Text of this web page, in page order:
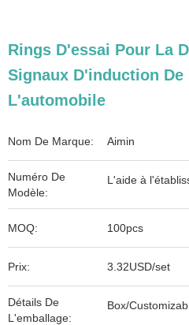
Rings D'essai Pour La
Signaux D'induction De
L'automobile
Nom De Marque: Aimin
Numéro De
Modèle:
L'aide à
MOQ: 100pcs
Prix: 3.32USD/set
Détails De
L'emballage:
Box/